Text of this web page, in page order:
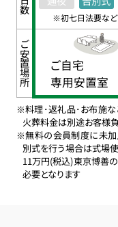
ご安置場所
※初七日法要など
ご自宅
専用安置室
※料理･返礼品･お布施な
火葬料金は別途お客様負
※無料の会員制度に未加
別式を行う場合は式場
11万円(税込)東京博善
必要となります